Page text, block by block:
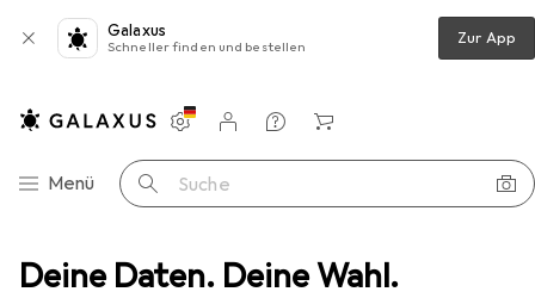
Deine Daten. Deine Wahl.
Galaxus
Schneller finden und bestellen Zur App
Navigation nach Kategorien
Menü Suche
Einstellungen
Kundenkonto
Vergleichslisten
Merklisten
Warenkorb
Faber-Castell Bleistift Grip 2001 Two Tone sw/blau 12er